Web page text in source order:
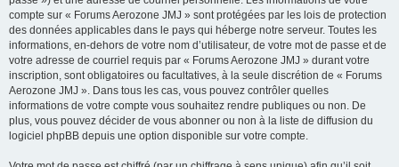
compte sur « Forums Aerozone JMJ » sont protégées par les lois de protection
des données applicables dans le pays qui héberge notre serveur. Toutes les
informations, en-dehors de votre nom d’utilisateur, de votre mot de passe et de
votre adresse de courriel requis par « Forums Aerozone JMJ » durant votre
inscription, sont obligatoires ou facultatives, à la seule discrétion de « Forums
Aerozone JMJ ». Dans tous les cas, vous pouvez contrôler quelles
informations de votre compte vous souhaitez rendre publiques ou non. De
plus, vous pouvez décider de vous abonner ou non à la liste de diffusion du
logiciel phpBB depuis une option disponible sur votre compte.